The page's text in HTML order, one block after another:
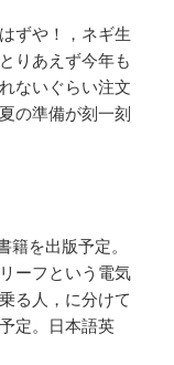
ずや！，ネギ生
りあえず今年も
ないぐらい注文
の準備が刻一刻
を出版予定。
ーフという電気
る人，に分けて
定。日本語英